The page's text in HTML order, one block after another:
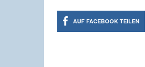
AUF FACEBOOK TEILEN